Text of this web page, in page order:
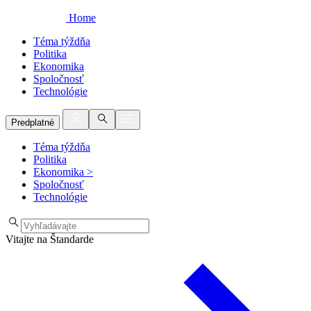
Home
Téma týždňa
Politika
Ekonomika
Spoločnosť
Technológie
Predplatné
Téma týždňa
Politika
Ekonomika >
Spoločnosť
Technológie
Vitajte na Štandarde